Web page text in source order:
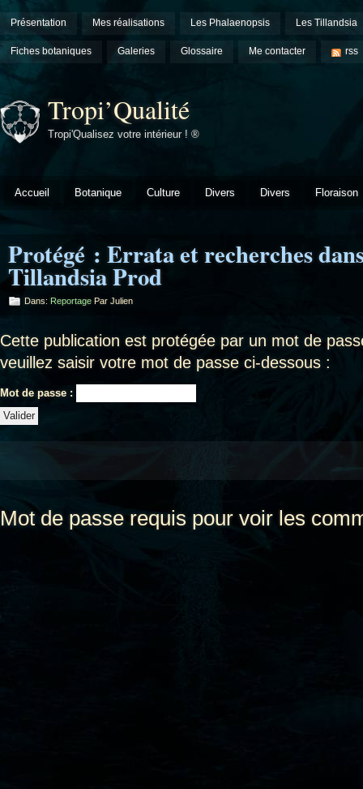
Présentation Mes réalisations Les Phalaenopsis Les Tillandsia
Fiches botaniques Galeries Glossaire Me contacter rss
Tropi’Qualité
Tropi'Qualisez votre intérieur ! ®
Accueil Botanique Culture Divers Divers Floraison
Protégé : Errata et recherches
Tillandsia Prod
Dans: Reportage Par Julien
Cette publication est protégée par un mot de
veuillez saisir votre mot de passe ci-dessous :
Mot de passe :
Mot de passe requis pour voir les